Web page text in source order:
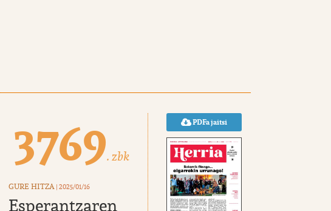
3769. zbk
GURE HITZA | 2025/01/16
Esperantzaren
PDFa jaitsi